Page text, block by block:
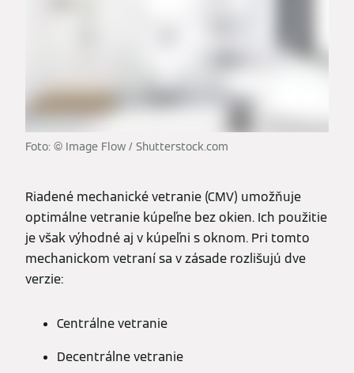
Foto: © Image Flow / Shutterstock.com
Riadené mechanické vetranie (CMV) umožňuje
optimálne vetranie kúpeľne bez okien. Ich použitie
je však výhodné aj v kúpeľni s oknom. Pri tomto
mechanickom vetraní sa v zásade rozlišujú dve
verzie:
Centrálne vetranie
Decentrálne vetranie